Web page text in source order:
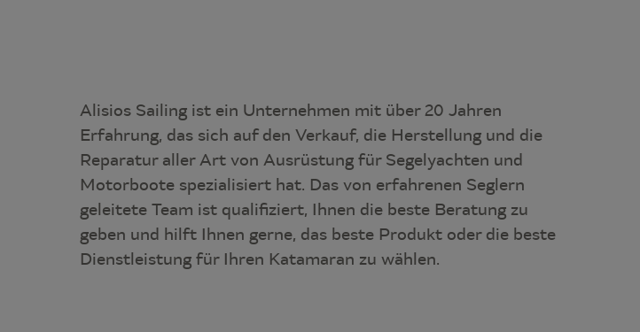
Alisios Sailing ist ein Unternehmen mit über 20 Jahren
Erfahrung, das sich auf den Verkauf, die Herstellung und die
Reparatur aller Art von Ausrüstung für Segelyachten und
Motorboote spezialisiert hat. Das von erfahrenen Seglern
geleitete Team ist qualifiziert, Ihnen die beste Beratung zu
geben und hilft Ihnen gerne, das beste Produkt oder die beste
Dienstleistung für Ihren Katamaran zu wählen.